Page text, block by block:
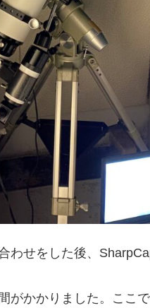
わせをした後、
かかりました。ここで